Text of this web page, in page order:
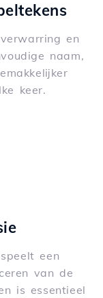
en
naam,
keer.
een
van de
is essentieel